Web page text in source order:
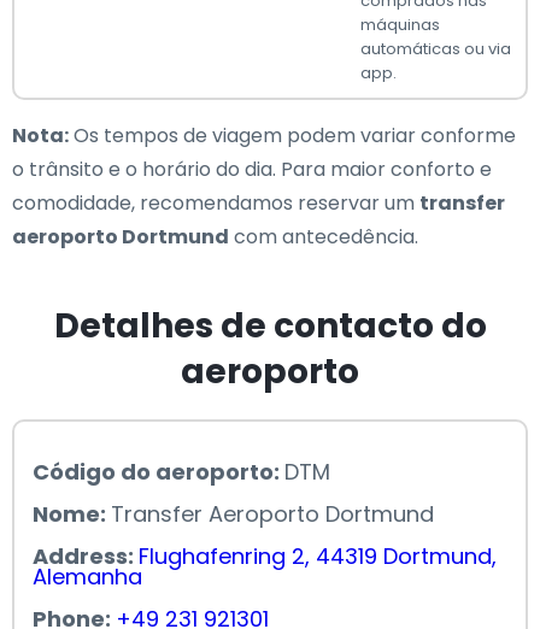
máquinas
automáticas ou via
app.
Nota:Os tempos de viagem podem variar conforme
o trânsito e o horário do dia. Para maior conforto e
comodidade, recomendamos reservar um transfer
aeroporto Dortmund com antecedência.
Detalhes de contacto do
aeroporto
Código do aeroporto: DTM
Nome: Transfer Aeroporto Dortmund
Address: Flughafenring 2, 44319 Dortmund,
Alemanha
Phone: +49 231 921301